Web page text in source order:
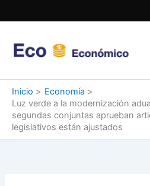
al
Inicio
Economía
Luz verde a la modernización
segundas conjuntas aprueban
legislativos están ajustados